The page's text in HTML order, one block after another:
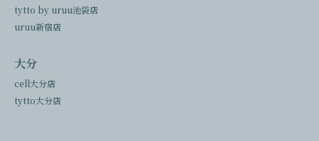
tytto by uruu池袋店
uruu新宿店
大分
cell大分店
tytto大分店